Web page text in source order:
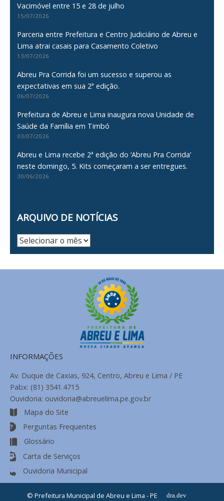
Vacimóvel entre 15 e 28 de julho
15/07/2026
Parceria entre Prefeitura e Centro Judiciário de Abreu e
Lima atrai casais para Casamento Coletivo
13/07/2026
Abreu Pra Corrida foi um sucesso e superou as
expectativas em sua 2ª edição.
06/07/2026
Prefeitura de Abreu e Lima inaugura nova Unidade de
Saúde da Família em Timbó
03/07/2026
Abreu e Lima recebe 2ª edição do ‘Abreu Pra Corrida’
neste domingo, 5. Kits começaram a ser entregues.
30/06/2026
ARQUIVO DE NOTÍCIAS
Arquivo
INFORMAÇÕES
Av. Duque de Caxias, 924, Centro, Abreu e Lima / PE
Pabx: (81) 3541.4715
Ouvidoria: ouvidoria@abreuelima.pe.gov.br
Mapa do Site
Perguntas Frequentes
Glossário
Carta de Serviços
Ouvidoria Municipal
© Prefeitura Municipal de Abreu e Lima - PE dra.dev